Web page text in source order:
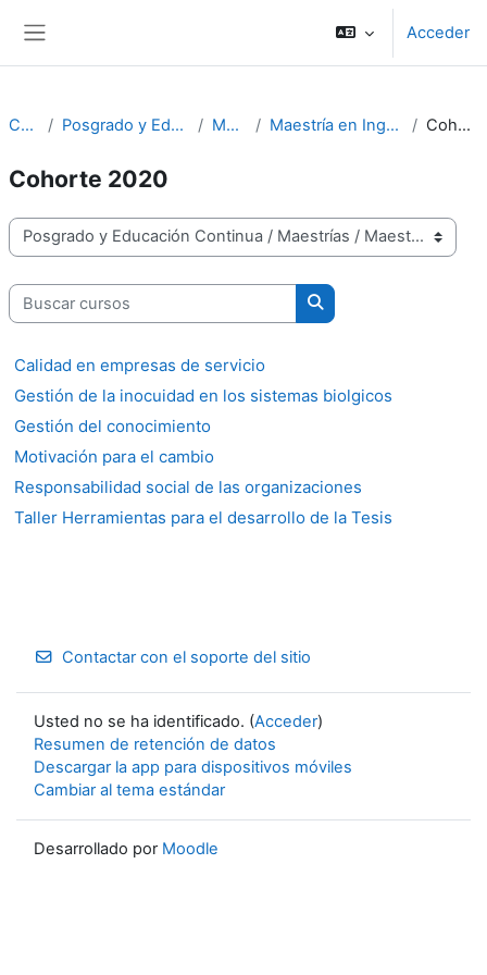
Acceder
Cursos Posgrado y Educación Continua Maestrías Maestría en Ingeniería en Calidad Cohorte 2020
Cohorte 2020
Categorías
Buscar cursos
Buscar cursos
Calidad en empresas de servicio
Gestión de la inocuidad en los sistemas biolgicos
Gestión del conocimiento
Motivación para el cambio
Responsabilidad social de las organizaciones
Taller Herramientas para el desarrollo de la Tesis
Contactar con el soporte del sitio
Usted no se ha identificado. (Acceder)
Resumen de retención de datos
Descargar la app para dispositivos móviles
Cambiar al tema estándar
Desarrollado por Moodle